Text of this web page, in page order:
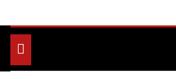
Toggle
navigation